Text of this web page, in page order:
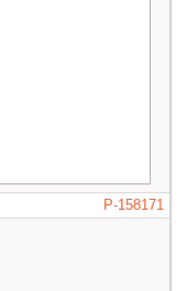
P-158171